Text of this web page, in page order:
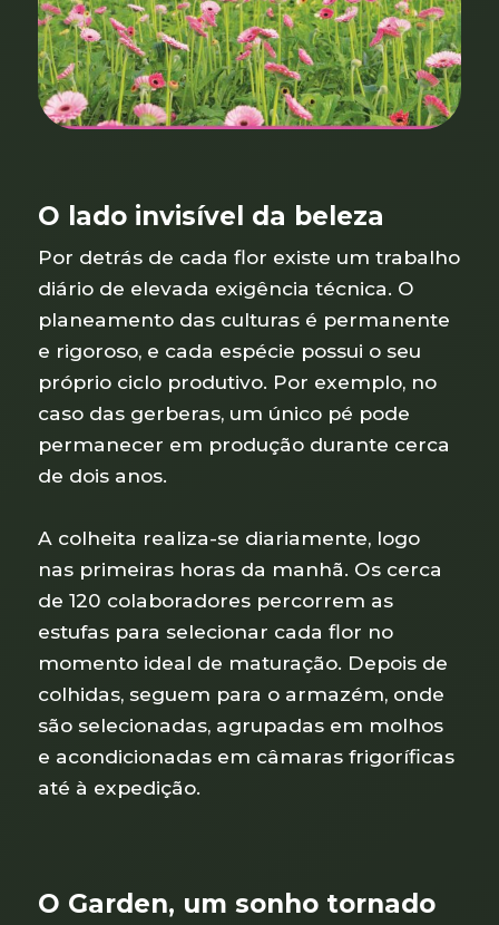
O lado invisível da beleza
Por detrás de cada flor existe um trabalho
diário de elevada exigência técnica. O
planeamento das culturas é permanente
e rigoroso, e cada espécie possui o seu
próprio ciclo produtivo. Por exemplo, no
caso das gerberas, um único pé pode
permanecer em produção durante cerca
de dois anos.
A colheita realiza-se diariamente, logo
nas primeiras horas da manhã. Os cerca
de 120 colaboradores percorrem as
estufas para selecionar cada flor no
momento ideal de maturação. Depois de
colhidas, seguem para o armazém, onde
são selecionadas, agrupadas em molhos
e acondicionadas em câmaras frigoríficas
até à expedição.
O Garden, um sonho tornado